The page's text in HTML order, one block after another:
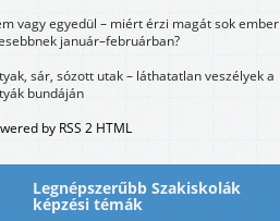
vagy egyedül – miért érzi magát sok ember
január–februárban?
sár, sózott utak – láthatatlan veszélyek a
bundáján
by RSS 2 HTML
Legnépszerűbb Szakiskolák
képzési témák